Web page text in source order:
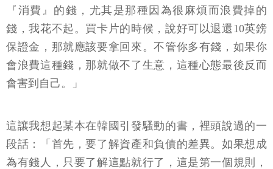
『消費』的錢，尤其是那種因為很麻煩而浪費掉的
錢，我花不起。買卡片的時候，說好可以退還10英鎊
保證金，那就應該要拿回來。不管你多有錢，如果你
會浪費這種錢，那就做不了生意，這種心態最後反而
會害到自己。」
這讓我想起某本在韓國引發騷動的書，裡頭說過的一
段話：「首先，要了解資產和負債的差異。如果想成
為有錢人，只要了解這點就行了，這是第一個規則，